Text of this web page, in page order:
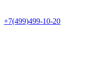
+7(499)499-10-20